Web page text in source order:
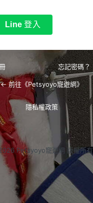
Line 登入
忘記密碼？
← 前往《Petsyoyo寵遊網》
隱私權政策
Petsyoyo寵遊網 版權所有